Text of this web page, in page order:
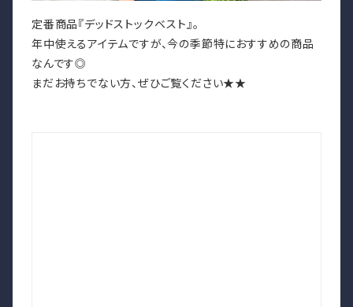
定番商品『デッドストックベスト』。
年中使えるアイテムですが、今の季節特におすすめの商品
なんです◎
まだお持ちでない方、ぜひご覧ください★★